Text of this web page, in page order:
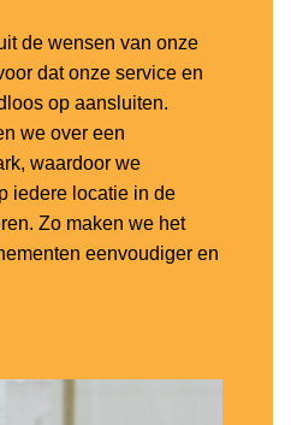
de wensen van onze
dat onze service en
op aansluiten.
we over een
waardoor we
iedere locatie in de
Zo maken we het
eenvoudiger en